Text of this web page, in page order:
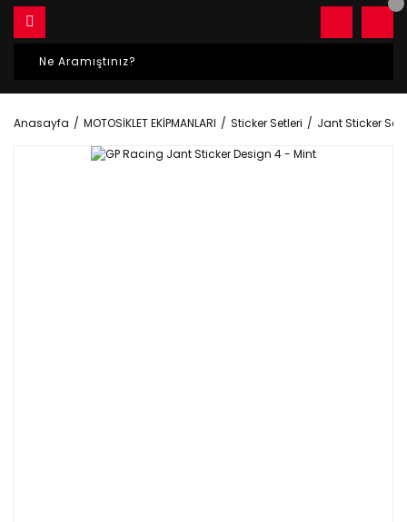
Anasayfa MOTOSİKLET EKİPMANLARI Sticker Setleri Jant Sticker